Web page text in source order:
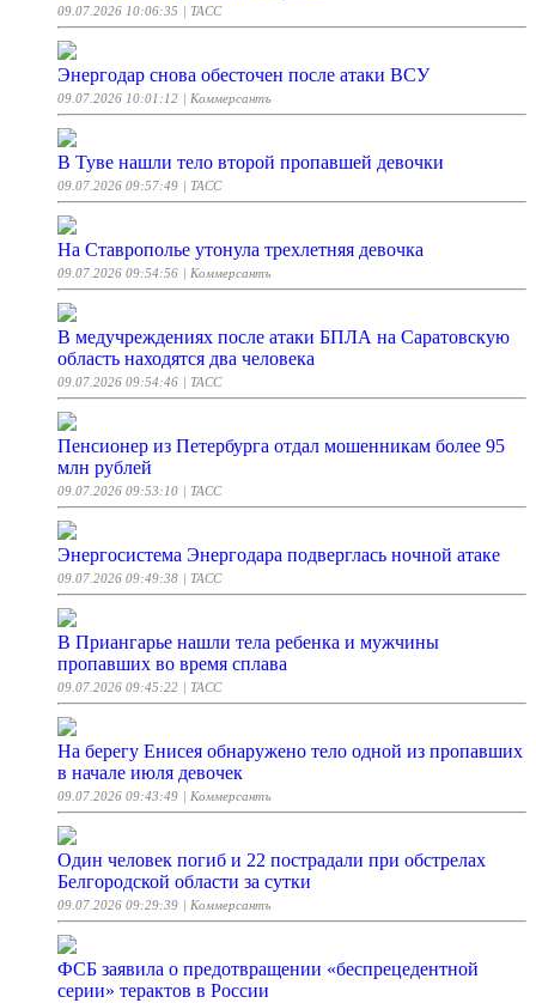
09.07.2026 10:06:35 | ТАСС
Энергодар снова обесточен после атаки ВСУ
09.07.2026 10:01:12 | Коммерсантъ
В Туве нашли тело второй пропавшей девочки
09.07.2026 09:57:49 | ТАСС
На Ставрополье утонула трехлетняя девочка
09.07.2026 09:54:56 | Коммерсантъ
В медучреждениях после атаки БПЛА на Саратовскую
область находятся два человека
09.07.2026 09:54:46 | ТАСС
Пенсионер из Петербурга отдал мошенникам более 95
млн рублей
09.07.2026 09:53:10 | ТАСС
Энергосистема Энергодара подверглась ночной атаке
09.07.2026 09:49:38 | ТАСС
В Приангарье нашли тела ребенка и мужчины
пропавших во время сплава
09.07.2026 09:45:22 | ТАСС
На берегу Енисея обнаружено тело одной из пропавших
в начале июля девочек
09.07.2026 09:43:49 | Коммерсантъ
Один человек погиб и 22 пострадали при обстрелах
Белгородской области за сутки
09.07.2026 09:29:39 | Коммерсантъ
ФСБ заявила о предотвращении «беспрецедентной
серии» терактов в России